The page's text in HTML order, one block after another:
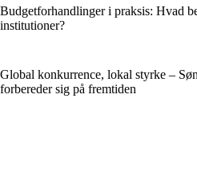
Budgetforhandlinger i praksis: Hvad
institutioner?
Global konkurrence, lokal styrke –
forbereder sig på fremtiden